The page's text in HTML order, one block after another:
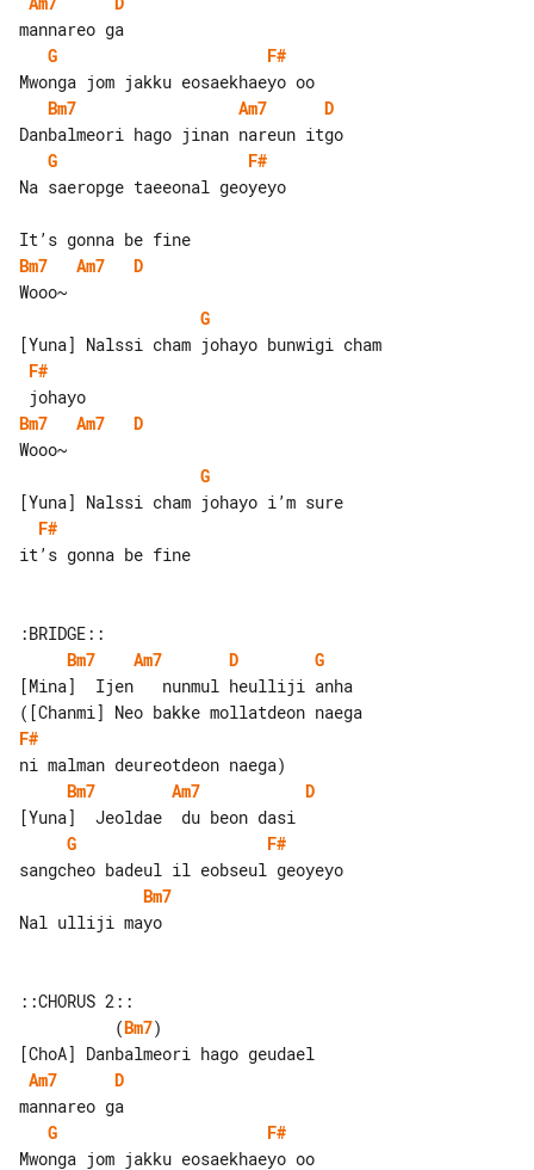
G
F#
Bm7
Am7
D
G
F#
Na saeropge taeeonal geoyeyo
Bm7
Am7
D
G
F#
Bm7
Am7
D
G
F#
it’s gonna be fine
Bm7
Am7 D
G
[Mina]  Ijen   nunmul heulliji anha
F#
Bm7
Am7
D
G
F#
Bm7
Nal ulliji mayo
          (
Bm7)
Am7
D
G
F#